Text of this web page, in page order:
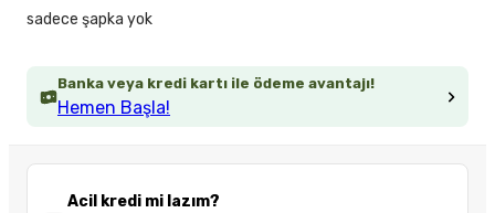
Banka veya kredi kartı ile ödeme avantajı!
Hemen Başla!
Acil kredi mi lazım?
sadece şapka yok